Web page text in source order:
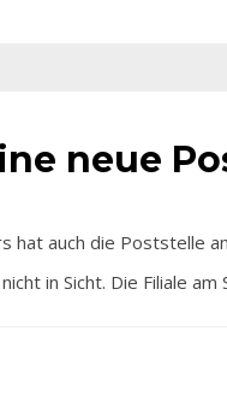
neue
hat auch die Poststelle
in Sicht. Die Filiale